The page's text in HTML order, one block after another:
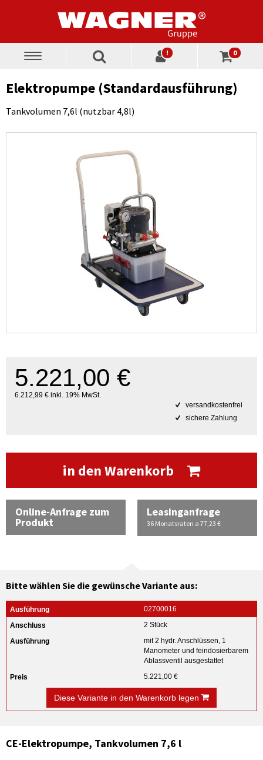
Toggle
! 0
Elektropumpe (Standardausführung)
Tankvolumen 7,6l (nutzbar 4,8l)
5.221,00 €
6.212,99 € inkl. 19% MwSt.
versandkostenfrei
sichere Zahlung
in den Warenkorb
Online-Anfrage zum
Produkt
Leasinganfrage
36 Monatsraten a 77,23 €
Bitte wählen Sie die gewünsche Variante aus:
02700016
2 Stück
mit 2 hydr. Anschlüssen, 1
Manometer und feindosierbarem
Ablassventil ausgestattet
5.221,00 €
Diese Variante in den Warenkorb legen
CE-Elektropumpe, Tankvolumen 7,6 l